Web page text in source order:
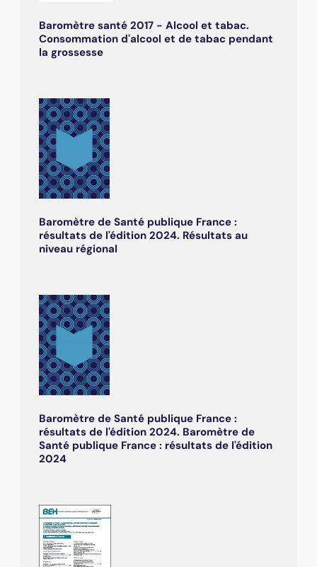
Baromètre santé 2017 - Alcool et tabac.
Consommation d'alcool et de tabac pendant
la grossesse
Baromètre de Santé publique France :
résultats de l'édition 2024. Résultats au
niveau régional
Baromètre de Santé publique France :
résultats de l'édition 2024. Baromètre de
Santé publique France : résultats de l'édition
2024